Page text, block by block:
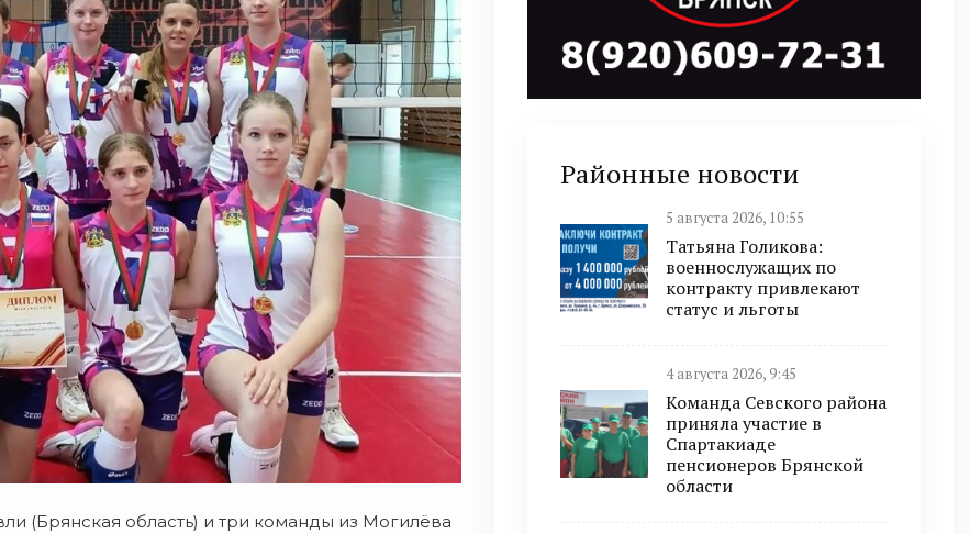
(Брянская область) и три команды из Могилёва
Районные новости
5 августа 2026, 10:55
Татьяна Голикова:
военнослужащих по
контракту привлекают
статус и льготы
4 августа 2026, 9:45
Команда Севского района
приняла участие в
Спартакиаде
пенсионеров Брянской
области